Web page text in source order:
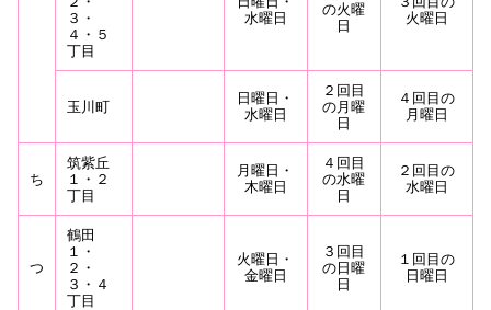
３・
４・５
丁目
水曜日
の火曜
日
火曜日
玉川町
日曜日・
水曜日
２回目
の月曜
日
４回目の
月曜日
ち
筑紫丘
１・２
丁目
月曜日・
木曜日
４回目
の水曜
日
２回目の
水曜日
つ
鶴田
１・
２・
３・４
丁目
火曜日・
金曜日
３回目
の日曜
日
１回目の
日曜日